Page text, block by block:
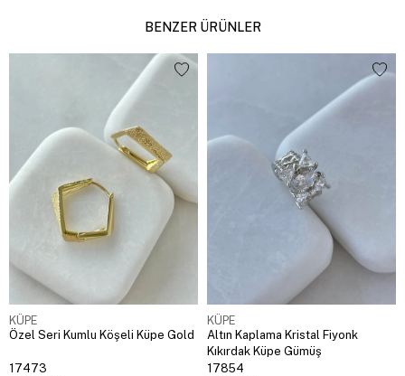
BENZER ÜRÜNLER
KÜPE
Özel Seri Kumlu Köşeli Küpe Gold
17473
KÜPE
Altın Kaplama Kristal Fiyonk
Kıkırdak Küpe Gümüş
17854